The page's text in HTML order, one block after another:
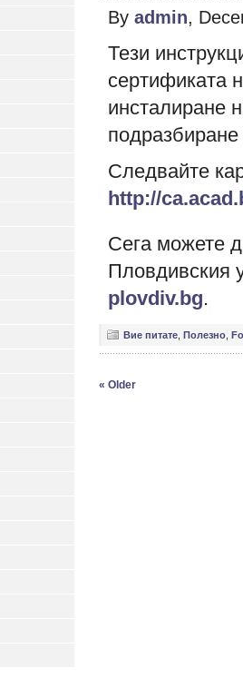
By admin,
Тези
сертификата
инсталиране
Следвайте
http://
Сега можете
Пловдивския
plovdiv.bg.
Вие питате Полезно
« Older